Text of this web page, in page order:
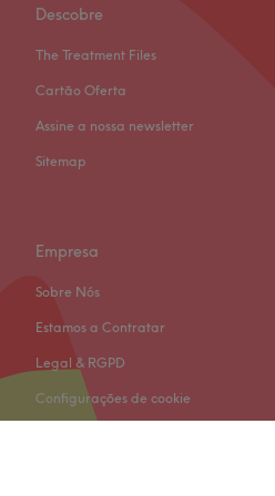
Descobre
The Treatment Files
Cartão Oferta
Assine a nossa newsletter
Sitemap
Empresa
Sobre Nós
Estamos a Contratar
Legal & RGPD
Configurações de cookie